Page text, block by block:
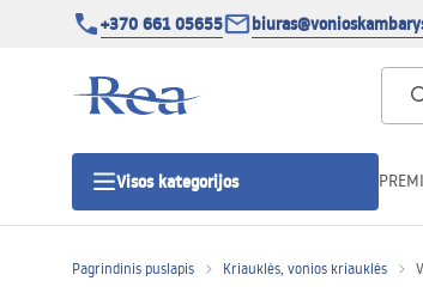
+370 661 05655
Visos kategorijos
Pagrindinis puslapis Kriauklės, vonios kriauklės